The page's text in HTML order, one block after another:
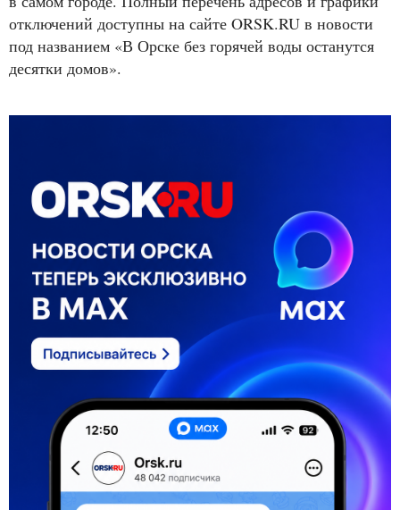
отключений доступны на сайте ORSK.RU в новости
под названием «В Орске без горячей воды останутся
десятки домов».